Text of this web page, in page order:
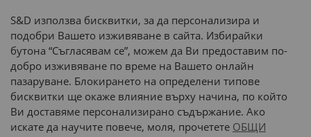
Начини на плащане:
Доставка до адрес с:
или
наш транспорт
S&D използва бисквитки, за да персонализира и
подобри Вашето изживяване в сайта. Избирайки
бутона “Съгласявам се”, можем да Ви предоставим по-
добро изживяване по време на Вашето онлайн
пазаруване. Блокирането на определени типове
бисквитки ще окаже влияние върху начина, по който
Ви доставяме персонализирано съдържание. Ако
искате да научите повече, моля, прочетете ОБЩИ